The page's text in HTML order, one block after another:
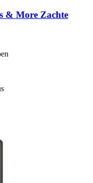
& More Zachte